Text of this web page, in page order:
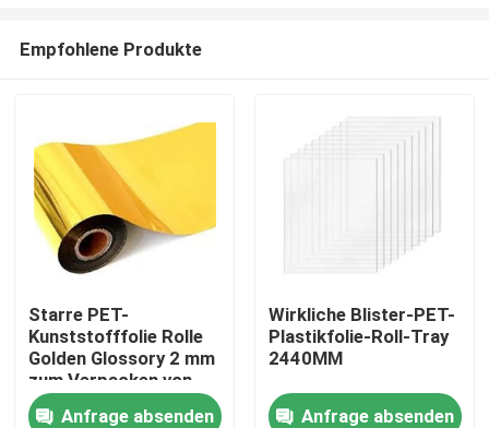
Empfohlene Produkte
Starre PET-
Kunststofffolie Rolle
Golden Glossory 2 mm
zum Verpacken von
Produkten
Anfrage absenden
Wirkliche Blister-PET-
Plastikfolie-Roll-Tray
2440MM
Anfrage absenden